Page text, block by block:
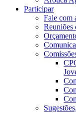
Participar
Fale com
Reuniões